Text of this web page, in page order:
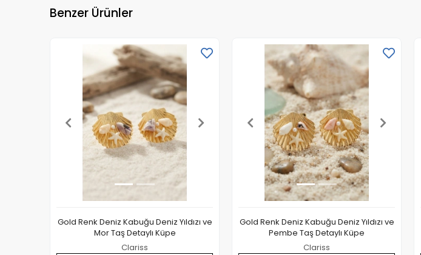
Benzer Ürünler
Gold Renk Deniz Kabuğu Deniz Yıldızı ve
Mor Taş Detaylı Küpe
Clariss
Gold Renk Deniz Kabuğu Deniz Yıldızı ve
Pembe Taş Detaylı Küpe
Clariss